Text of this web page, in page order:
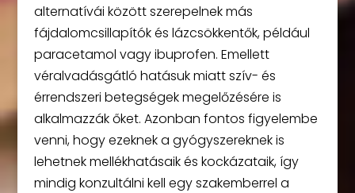
alternatívái között szerepelnek más
fájdalomcsillapítók és lázcsökkentők, például
paracetamol vagy ibuprofen. Emellett
véralvadásgátló hatásuk miatt szív- és
érrendszeri betegségek megelőzésére is
alkalmazzák őket. Azonban fontos figyelembe
venni, hogy ezeknek a gyógyszereknek is
lehetnek mellékhatásaik és kockázataik, így
mindig konzultálni kell egy szakemberrel a